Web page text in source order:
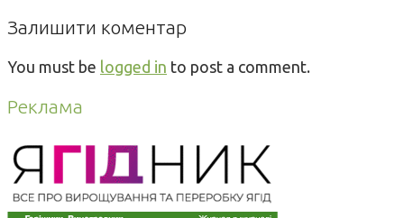
Залишити коментар
You must be logged in to post a comment.
Реклама